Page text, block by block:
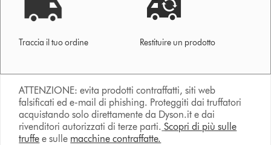
Traccia il tuo ordine Restituire un prodotto
ATTENZIONE: evita prodotti contraffatti, siti web
falsificati ed e-mail di phishing. Proteggiti dai truffatori
acquistando solo direttamente da Dyson.it e dai
rivenditori autorizzati di terze parti. Scopri di più sulle
truffe e sulle macchine contraffatte.